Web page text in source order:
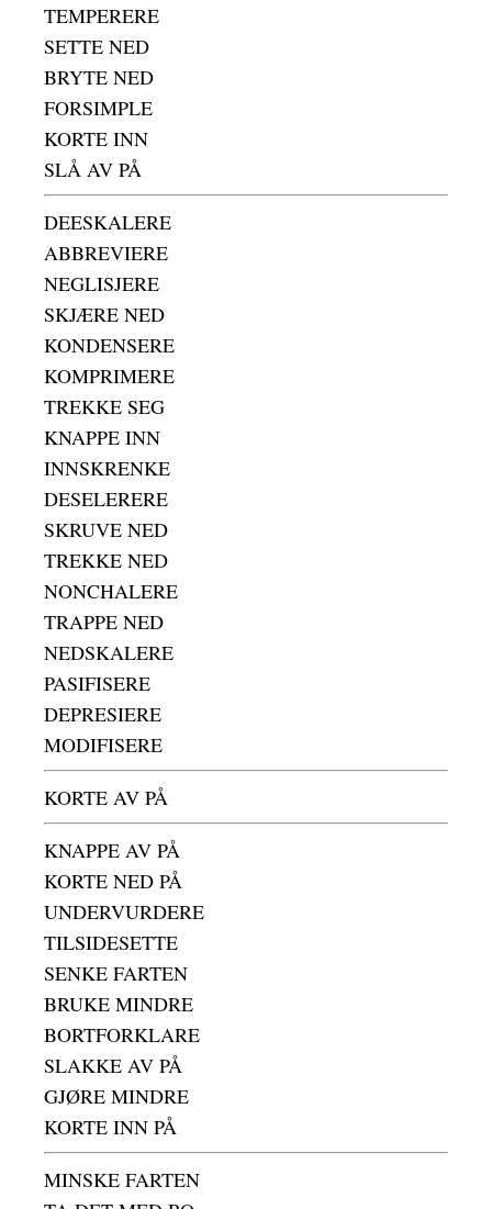
TEMPERERE
SETTE NED
BRYTE NED
FORSIMPLE
KORTE INN
SLÅ AV PÅ
DEESKALERE
ABBREVIERE
NEGLISJERE
SKJÆRE NED
KONDENSERE
KOMPRIMERE
TREKKE SEG
KNAPPE INN
INNSKRENKE
DESELERERE
SKRUVE NED
TREKKE NED
NONCHALERE
TRAPPE NED
NEDSKALERE
PASIFISERE
DEPRESIERE
MODIFISERE
KORTE AV PÅ
KNAPPE AV PÅ
KORTE NED PÅ
UNDERVURDERE
TILSIDESETTE
SENKE FARTEN
BRUKE MINDRE
BORTFORKLARE
SLAKKE AV PÅ
GJØRE MINDRE
KORTE INN PÅ
MINSKE FARTEN